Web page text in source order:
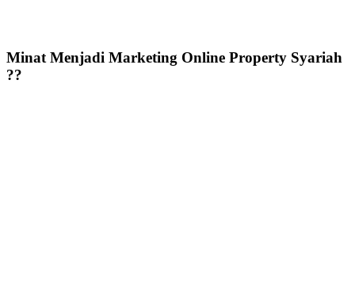
Minat Menjadi Marketing Online Property Syariah
??